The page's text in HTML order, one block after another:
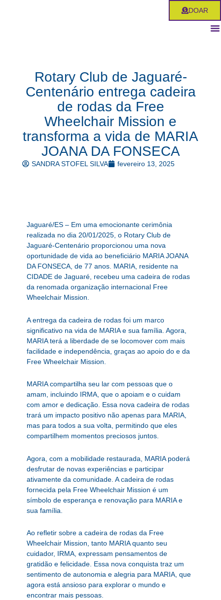
DOAR
Rotary Club de Jaguaré-
Centenário entrega cadeira
de rodas da Free
Wheelchair Mission e
transforma a vida de MARIA
JOANA DA FONSECA
SANDRA STOFEL SILVA fevereiro 13, 2025
Jaguaré/ES – Em uma emocionante cerimônia
realizada no dia 20/01/2025, o Rotary Club de
Jaguaré-Centenário proporcionou uma nova
oportunidade de vida ao beneficiário MARIA JOANA
DA FONSECA, de 77 anos. MARIA, residente na
CIDADE de Jaguaré, recebeu uma cadeira de rodas
da renomada organização internacional Free
Wheelchair Mission.
A entrega da cadeira de rodas foi um marco
significativo na vida de MARIA e sua família. Agora,
MARIA terá a liberdade de se locomover com mais
facilidade e independência, graças ao apoio do e da
Free Wheelchair Mission.
MARIA compartilha seu lar com pessoas que o
amam, incluindo IRMA, que o apoiam e o cuidam
com amor e dedicação. Essa nova cadeira de rodas
trará um impacto positivo não apenas para MARIA,
mas para todos a sua volta, permitindo que eles
compartilhem momentos preciosos juntos.
Agora, com a mobilidade restaurada, MARIA poderá
desfrutar de novas experiências e participar
ativamente da comunidade. A cadeira de rodas
fornecida pela Free Wheelchair Mission é um
símbolo de esperança e renovação para MARIA e
sua família.
Ao refletir sobre a cadeira de rodas da Free
Wheelchair Mission, tanto MARIA quanto seu
cuidador, IRMA, expressam pensamentos de
gratidão e felicidade. Essa nova conquista traz um
sentimento de autonomia e alegria para MARIA, que
agora está ansioso para explorar o mundo e
encontrar mais pessoas.